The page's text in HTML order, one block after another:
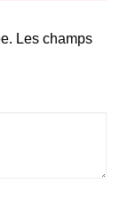
Les champs